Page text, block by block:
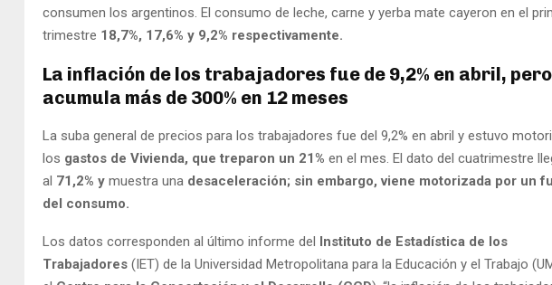
consumen los argentinos. El consumo de leche, carne y yerba mate cayeron en el
trimestre 18,7%, 17,6% y 9,2% respectivamente.
La inflación de los trabajadores fue de 9,2% en abril, pero
acumula más de 300% en 12 meses
La suba general de precios para los trabajadores fue del 9,2% en abril y estuvo
los gastos de Vivienda, que treparon un 21% en el mes. El dato del cuatrimestre
al 71,2% y muestra una desaceleración; sin embargo, viene motorizada por un
del consumo.
Los datos corresponden al último informe del Instituto de Estadística de los
Trabajadores (IET) de la Universidad Metropolitana para la Educación y el Trabajo